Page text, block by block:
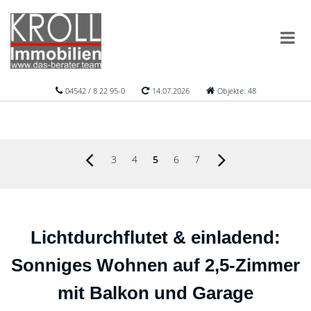
04542 / 8 22 95-0 14.07.2026 Objekte: 48
3 4 5 6 7
Lichtdurchflutet & einladend:
Sonniges Wohnen auf 2,5-Zimmer
mit Balkon und Garage